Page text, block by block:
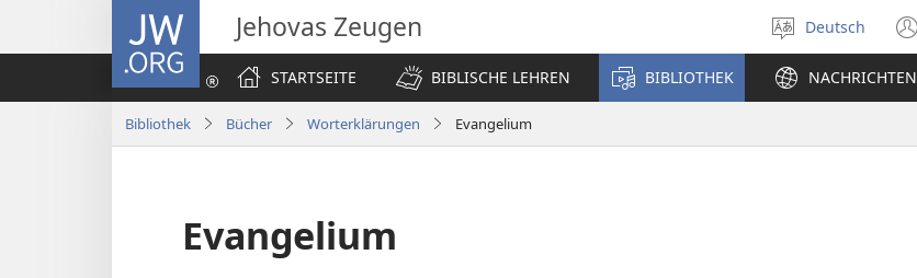
JW.ORG Jehovas Zeugen
Sprache
auswählen
Deutsch
STARTSEITE
BIBLISCHE LEHREN BIBLIOTHEK NACHRICHTEN
Bibliothek Bücher Worterklärungen Evangelium
Evangelium